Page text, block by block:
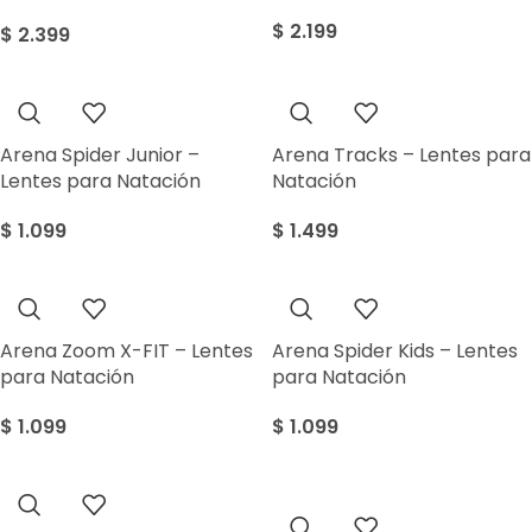
$ 2.399
$ 2.199
Arena Spider Junior –
Lentes para Natación
$ 1.099
Arena Tracks – Lentes para
Natación
$ 1.499
Arena Zoom X-FIT – Lentes
para Natación
$ 1.099
Arena Spider Kids – Lentes
para Natación
$ 1.099